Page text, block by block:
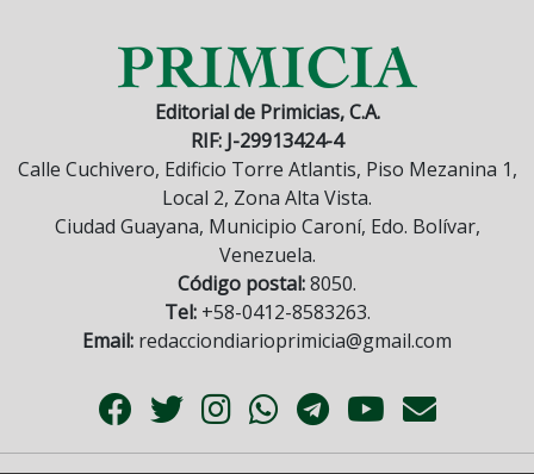
Editorial de Primicias, C.A.
RIF: J-29913424-4
Calle Cuchivero, Edificio Torre Atlantis, Piso Mezanina 1,
Local 2, Zona Alta Vista.
Ciudad Guayana, Municipio Caroní, Edo. Bolívar,
Venezuela.
Código postal:8050.
Tel:+58-0412-8583263.
Email: redacciondiarioprimicia@gmail.com